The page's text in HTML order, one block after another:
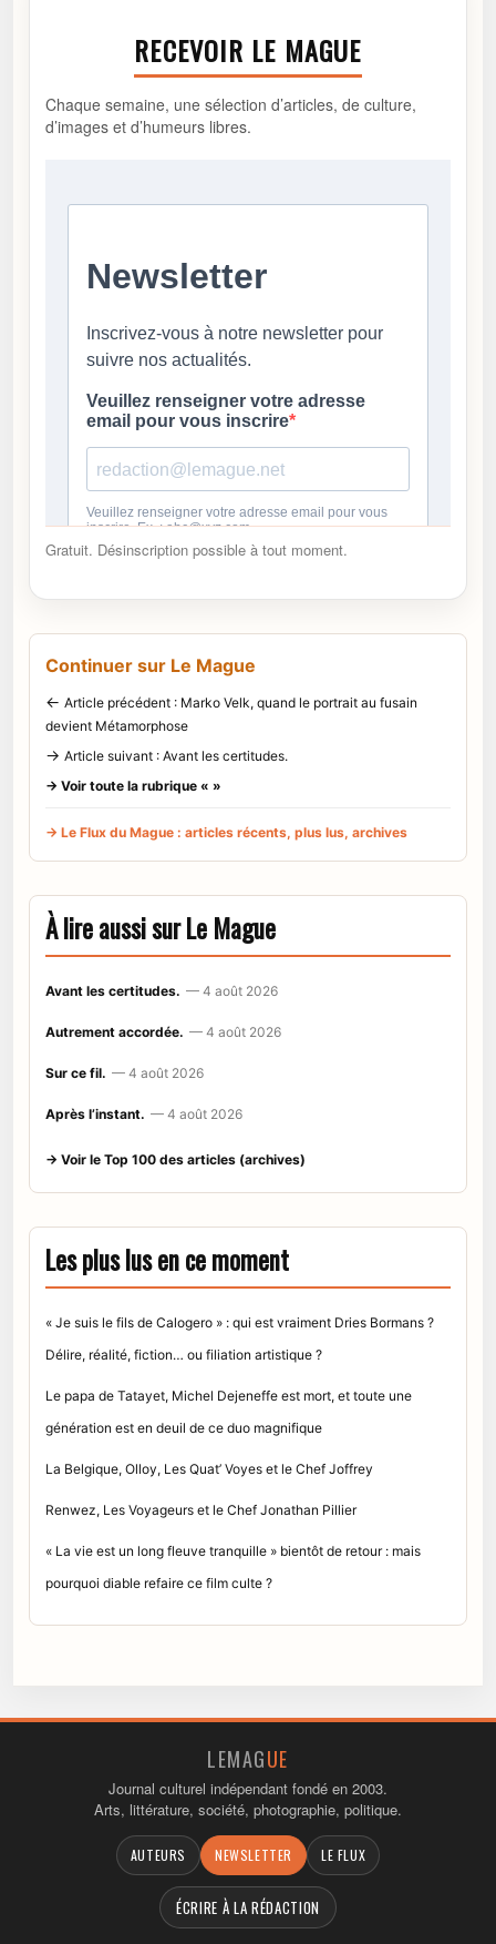
RECEVOIR LE MAGUE
Chaque semaine, une sélection d’articles, de culture,
d’images et d’humeurs libres.
Gratuit. Désinscription possible à tout moment.
Continuer sur Le Mague
← Article précédent : Marko Velk, quand le portrait au fusain
devient Métamorphose
→ Article suivant : Avant les certitudes.
→ Voir toute la rubrique « »
→ Le Flux du Mague : articles récents, plus lus, archives
À lire aussi sur Le Mague
Avant les certitudes. — 4 août 2026
Autrement accordée. — 4 août 2026
Sur ce fil. — 4 août 2026
Après l’instant. — 4 août 2026
→ Voir le Top 100 des articles (archives)
Les plus lus en ce moment
« Je suis le fils de Calogero » : qui est vraiment Dries Bormans ?
Délire, réalité, fiction… ou filiation artistique ?
Le papa de Tatayet, Michel Dejeneffe est mort, et toute une
génération est en deuil de ce duo magnifique
La Belgique, Olloy, Les Quat’ Voyes et le Chef Joffrey
Renwez, Les Voyageurs et le Chef Jonathan Pillier
« La vie est un long fleuve tranquille » bientôt de retour : mais
pourquoi diable refaire ce film culte ?
LEMAGUE
Journal culturel indépendant fondé en 2003.
Arts, littérature, société, photographie, politique.
AUTEURS NEWSLETTER LE FLUX
ÉCRIRE À LA RÉDACTION